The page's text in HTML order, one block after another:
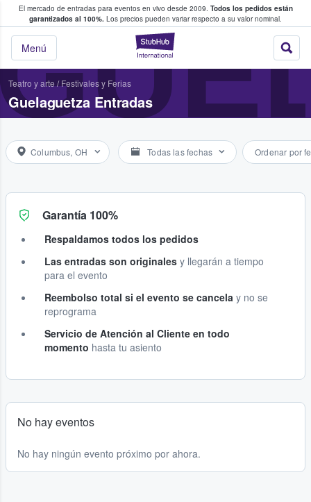
El mercado de entradas para eventos en vivo desde 2009. Todos los pedidos están
garantizados al 100%. Los precios pueden variar respecto a su valor nominal.
StubHub:
Menú
y venta de entradas entre fans
Teatro y arte / Festivales y Ferias
Guelaguetza Entradas
Columbus, OH Todas las fechas Ordenar por
Garantía 100%
Respaldamos todos los pedidos
Las entradas son originales y llegarán a tiempo
para el evento
Reembolso total si el evento se cancela y no se
reprograma
Servicio de Atención al Cliente en todo
momento hasta tu asiento
No hay eventos
No hay ningún evento próximo por ahora.